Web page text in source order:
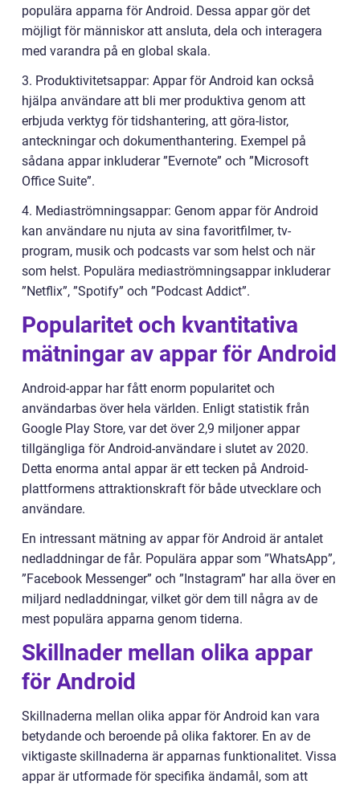
populära apparna för Android. Dessa appar gör det
möjligt för människor att ansluta, dela och interagera
med varandra på en global skala.
3. Produktivitetsappar: Appar för Android kan också
hjälpa användare att bli mer produktiva genom att
erbjuda verktyg för tidshantering, att göra-listor,
anteckningar och dokumenthantering. Exempel på
sådana appar inkluderar ”Evernote” och ”Microsoft
Office Suite”.
4. Mediaströmningsappar: Genom appar för Android
kan användare nu njuta av sina favoritfilmer, tv-
program, musik och podcasts var som helst och när
som helst. Populära mediaströmningsappar inkluderar
”Netflix”, ”Spotify” och ”Podcast Addict”.
Popularitet och kvantitativa
mätningar av appar för Android
Android-appar har fått enorm popularitet och
användarbas över hela världen. Enligt statistik från
Google Play Store, var det över 2,9 miljoner appar
tillgängliga för Android-användare i slutet av 2020.
Detta enorma antal appar är ett tecken på Android-
plattformens attraktionskraft för både utvecklare och
användare.
En intressant mätning av appar för Android är antalet
nedladdningar de får. Populära appar som ”WhatsApp”,
”Facebook Messenger” och ”Instagram” har alla över en
miljard nedladdningar, vilket gör dem till några av de
mest populära apparna genom tiderna.
Skillnader mellan olika appar
för Android
Skillnaderna mellan olika appar för Android kan vara
betydande och beroende på olika faktorer. En av de
viktigaste skillnaderna är apparnas funktionalitet. Vissa
appar är utformade för specifika ändamål, som att